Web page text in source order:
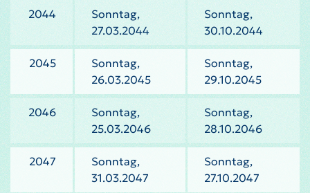
2044
Sonntag,
27.03.2044
Sonntag,
30.10.2044
2045
Sonntag,
26.03.2045
Sonntag,
29.10.2045
2046
Sonntag,
25.03.2046
Sonntag,
28.10.2046
2047
Sonntag,
31.03.2047
Sonntag,
27.10.2047